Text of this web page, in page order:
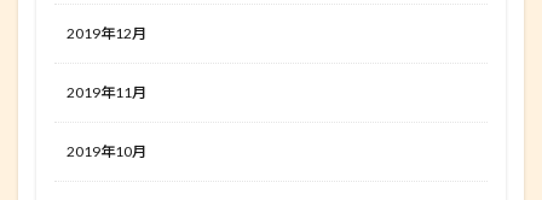
2019年12月
2019年11月
2019年10月